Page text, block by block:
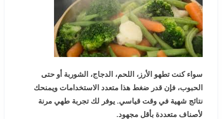
سواء كنت تطهو الأرز، اللحم، الدجاج، الشوربة أو حتى
الحبوب، فإن قدر ضغط هذا متعدد الاستخدامات ويمنحك
نتائج شهية في وقت قياسي. يوفر لك تجربة طهي مرنة
لأصناف متعددة بأقل مجهود.